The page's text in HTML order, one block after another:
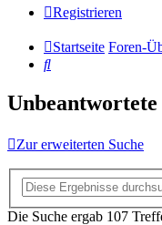
Registrieren
Startseite Foren-
Suche
Zur erweiterten Suche
Die Suche ergab 107